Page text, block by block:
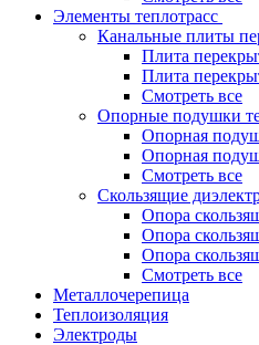
Элементы теплотрасс
Канальные плиты
Плита
Плита
Смотреть все
Опорные подушки
Опорная
Опорная
Смотреть все
Скользящие
Опора
Опора
Опора
Смотреть все
Металлочерепица
Теплоизоляция
Электроды